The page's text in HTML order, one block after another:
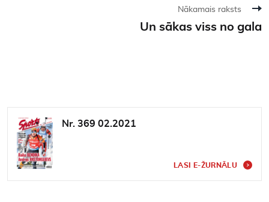
Nākamais raksts
Un sākas viss no gala
Nr. 369 02.2021
LASI E-ŽURNĀLU